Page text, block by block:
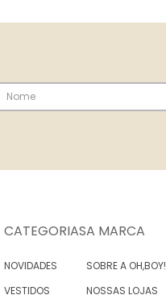
CATEGORIAS
NOVIDADES
VESTIDOS
A MARCA
SOBRE A OH,BOY!
NOSSAS LOJAS